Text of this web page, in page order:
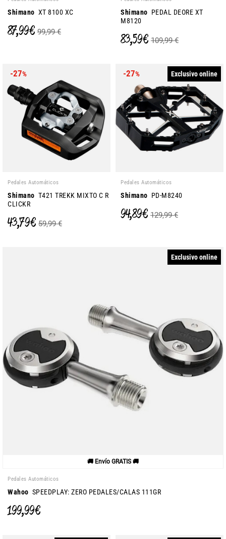
Shimano XT 8100 XC
87,99 € 99,99 €
Shimano PEDAL DEORE XT
M8120
83,59 € 109,99 €
-27%
Pedales Automáticos
Shimano T421 TREKK MIXTO C R
CLICKR
43,79 € 59,99 €
-27% Exclusivo online
Pedales Automáticos
Shimano PD-M8240
94,89 € 129,99 €
Exclusivo online
🚚 Envío GRATIS 🚚
Pedales Automáticos
Wahoo SPEEDPLAY: ZERO PEDALES/CALAS 111GR
199,99 €